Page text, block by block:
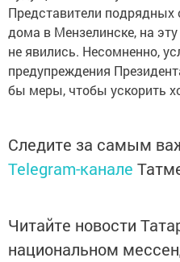
Представители подрядных
дома в Мензелинске, на
не явились. Несомненно,
предупреждения
бы меры, чтобы ускорить
Следите за самым
Telegram-канале
Читайте новости
национальном